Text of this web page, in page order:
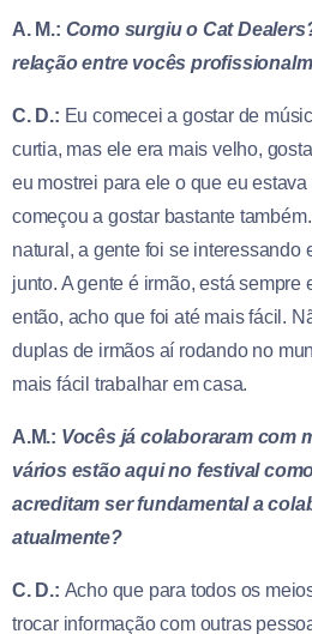
A. M.: Como surgiu o Cat
relação entre vocês
C. D.: Eu comecei a gostar de
curtia, mas ele era mais velho,
eu mostrei para ele o que eu
começou a gostar bastante
natural, a gente foi se interessando
junto. A gente é irmão, está sempre
então, acho que foi até mais fácil.
duplas de irmãos aí rodando no
mais fácil trabalhar em casa.
A.M.: Vocês já colaboraram com
vários estão aqui no festival
acreditam ser fundamental a
atualmente?
C. D.: Acho que para todos os
trocar informação com outras